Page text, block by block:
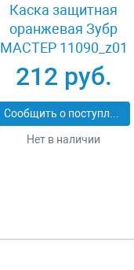
Каска защитная
оранжевая Зубр
МАСТЕР 11090_z01
212 руб.
Сообщить о поступлении
Нет в наличии